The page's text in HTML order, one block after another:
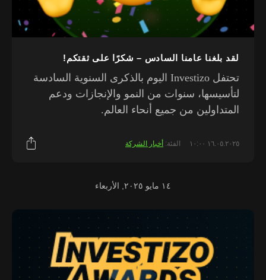
لقد بلغنا عامنا السادس – شكرًا على ثقتكم!
تحتفل Investizo اليوم بالذكرى السنوية السادسة
لتأسيسها، سنوات من النمو والإنجازات ودعم
المتداولين من جميع أنحاء العالم.
١٦.٠٥.٢٠٢٥ ١٠:٠٠ الفئة: أخبار الشركة
١٤ مايو ٢٠٢٥, الأربعاء